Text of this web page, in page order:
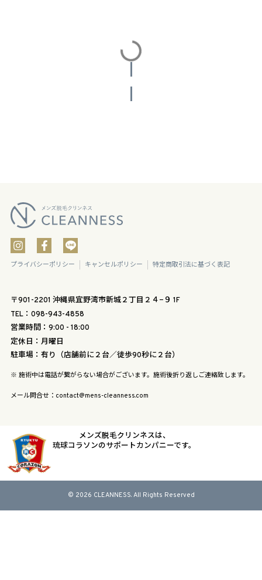
プライバシーポリシー キャンセルポリシー 特定商取引法に基づく表記
〒901-2201 沖縄県宜野湾市新城２丁目２４−９ 1F
TEL：098-943-4858
営業時間：9:00 - 18:00
定休日：月曜日
駐車場：有り（店舗前に２台／徒歩90秒に２台）
※ 施術中は電話が繋がらない場合がございます。施術後折り返しご連絡致します。
メール問合せ：contact@mens-cleanness.com
メンズ脱毛クリンネスは、
琉球コラソンのサポートカンパニーです。
© 2026 CLEANNESS. All Rights Reserved